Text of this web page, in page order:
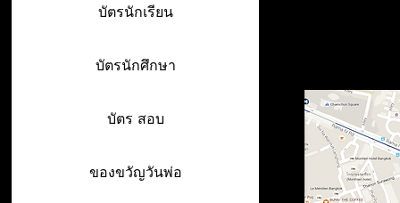
บัตรนักเรียน
บัตรนักศึกษา
บัตร สอบ
ของขวัญวันพ่อ